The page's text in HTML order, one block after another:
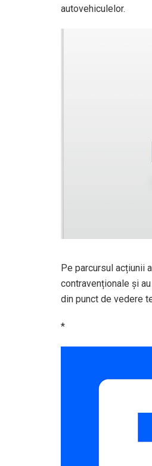
autovehiculelor.
Pe parcursul acțiunii
contravenționale și
din punct de vedere
*